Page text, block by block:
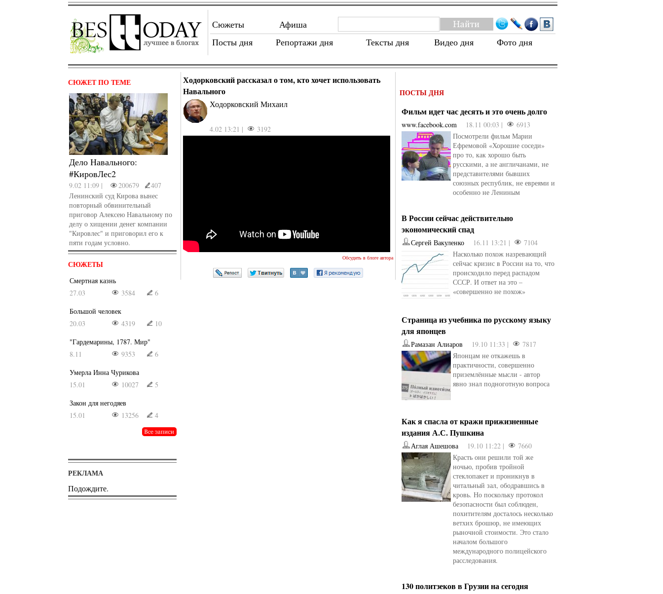
Сюжеты
Афиша
Посты дня
Репортажи дня Тексты дня Видео дня Фото дня
СЮЖЕТ ПО ТЕМЕ
Дело Навального:
#КировЛес2
9.02 11:09 | 200679
407
Ленинский суд Кирова вынес
повторный обвинительный
приговор Алексею Навальному по
делу о хищении денег компании
"Кировлес" и приговорил его к
пяти годам условно.
СЮЖЕТЫ
Смертная казнь
27.03
3584
6
Большой человек
20.03
4319
10
"Гардемарины, 1787. Мир"
8.11
9353
6
Умерла Инна Чурикова
15.01
10027
5
Закон для негодяев
15.01
13256 4
РЕКЛАМА
Подождите.
Ходорковский рассказал о том, кто хочет использовать
Навального
Ходорковский Михаил
4.02 13:21 | 3192
Обсудить в блоге автора
ПОСТЫ ДНЯ
Фильм идет час десять и это очень долго
www.facebook.com 18.11 00:03 |
6913
Посмотрели фильм Марии
Ефремовой «Хорошие соседи»
про то, как хорошо быть
русскими, а не англичанами, не
представителями бывших
союзных республик, не евреями и
особенно не Лениным
В России сейчас действительно
экономический спад
Сергей Вакуленко 16.11 13:21 |
7104
Насколько похож назревающий
сейчас кризис в России на то, что
происходило перед распадом
СССР. И ответ на это –
«совершенно не похож»
Страница из учебника по русскому языку
для японцев
Рамазан Алиаров 19.10 11:33 |
7817
Японцам не откажешь в
практичности, совершенно
приземлённые мысли - автор
явно знал подноготную вопроса
Как я спасла от кражи прижизненные
издания А.С. Пушкина
Аглая Ашешова 19.10 11:22 |
7660
Красть они решили той же
ночью, пробив тройной
стеклопакет и проникнув в
читальный зал, ободравшись в
кровь. Но поскольку протокол
безопасности был соблюден,
похитителям досталось несколько
ветхих брошюр, не имеющих
рыночной стоимости. Это стало
началом большого
международного полицейского
расследования.
130 политзеков в Грузии на сегодня